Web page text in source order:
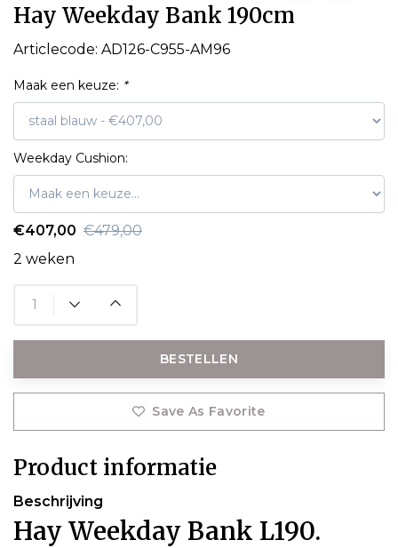
Hay Weekday Bank 190cm
Articlecode: AD126-C955-AM96
Maak een keuze: *
Weekday Cushion:
€407,00 €479,00
2 weken
BESTELLEN
Save As Favorite
Product informatie
Beschrijving
Hay Weekday Bank L190.